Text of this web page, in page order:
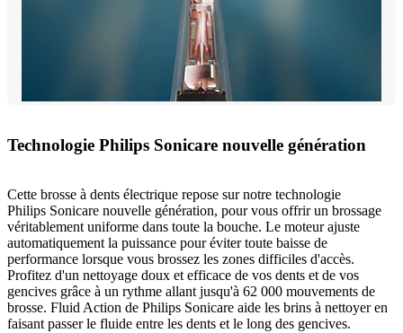
Technologie Philips Sonicare nouvelle génération
Cette brosse à dents électrique repose sur notre technologie
Philips Sonicare nouvelle génération, pour vous offrir un brossage
véritablement uniforme dans toute la bouche. Le moteur ajuste
automatiquement la puissance pour éviter toute baisse de
performance lorsque vous brossez les zones difficiles d'accès.
Profitez d'un nettoyage doux et efficace de vos dents et de vos
gencives grâce à un rythme allant jusqu'à 62 000 mouvements de
brosse. Fluid Action de Philips Sonicare aide les brins à nettoyer en
faisant passer le fluide entre les dents et le long des gencives.